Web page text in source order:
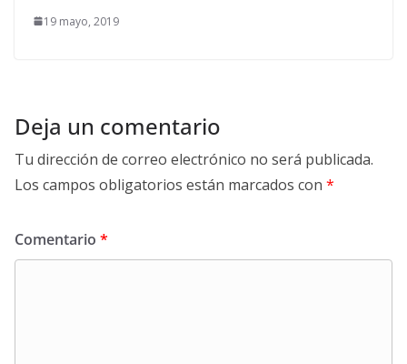
19 mayo, 2019
Deja un comentario
Tu dirección de correo electrónico no será publicada.
Los campos obligatorios están marcados con *
Comentario *